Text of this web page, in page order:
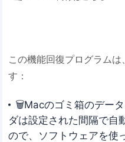
この機能回復プログラム
す：
🗑️Macのゴミ箱のデー
ダは設定された間隔で自
ので、ソフトウェアを使